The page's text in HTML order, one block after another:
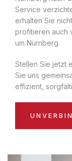
Service
erhalten Sie
profitieren auch
um Nürnberg.
Stellen Sie jetzt
Sie uns
effizient,